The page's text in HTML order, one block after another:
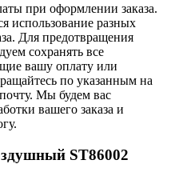
при оформлении заказа.
использование разных
Для предотвращения
сохранять все
вашу оплату или
по указанным на
Мы будем вас
вашего заказа и
ST86002